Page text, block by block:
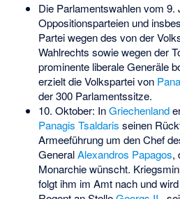
Die Parlamentswahlen vom 9.
Oppositionsparteien und
Partei wegen des von der
Wahlrechts sowie wegen der
prominente liberale Generäle
erzielt die Volkspartei von
der 300 Parlamentssitze.
10. Oktober: InGriechenland
Panagis Tsaldaris seinen
Armeeführung um den Chef
GeneralAlexandros Papagos,
Monarchie wünscht.
folgt ihm im Amt nach und